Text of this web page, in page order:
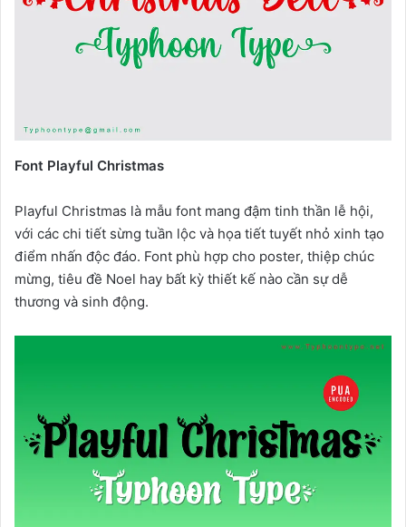
Font Playful Christmas
Playful Christmas là mẫu font mang đậm tinh thần lễ hội,
với các chi tiết sừng tuần lộc và họa tiết tuyết nhỏ xinh tạo
điểm nhấn độc đáo. Font phù hợp cho poster, thiệp chúc
mừng, tiêu đề Noel hay bất kỳ thiết kế nào cần sự dễ
thương và sinh động.